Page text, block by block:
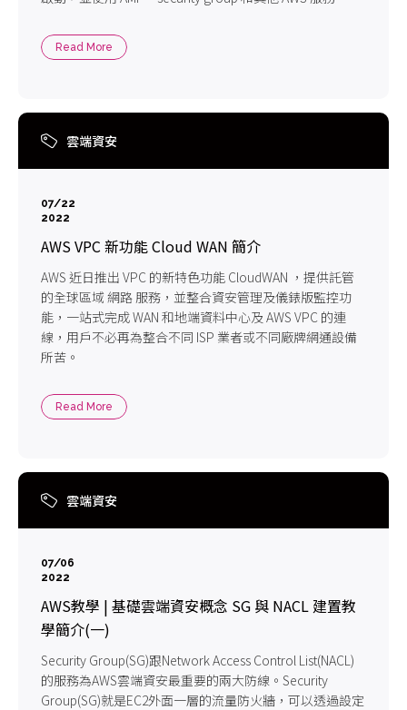
Read More
雲端資安
07/22
2022
AWS VPC 新功能 Cloud WAN 簡介
AWS 近日推出 VPC 的新特色功能 CloudWAN ，提供託管
的全球區域 網路 服務，並整合資安管理及儀錶版監控功
能，一站式完成 WAN 和地端資料中心及 AWS VPC 的連
線，用戶不必再為整合不同 ISP 業者或不同廠牌網通設備
所苦。
Read More
雲端資安
07/06
2022
AWS教學 | 基礎雲端資安概念 SG 與 NACL 建置教
學簡介(一)
Security Group(SG)跟Network Access Control List(NACL)
的服務為AWS雲端資安最重要的兩大防線。Security
Group(SG)就是EC2外面一層的流量防火牆，可以透過設定